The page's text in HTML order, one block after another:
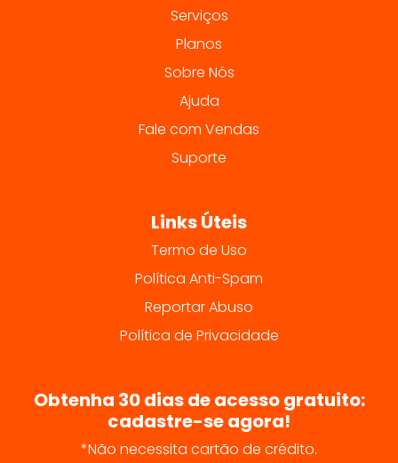
Serviços
Planos
Sobre Nós
Ajuda
Fale com Vendas
Suporte
Links Úteis
Termo de Uso
Política Anti-Spam
Reportar Abuso
Política de Privacidade
Obtenha 30 dias de acesso gratuito:
cadastre-se agora!
*Não necessita cartão de crédito.